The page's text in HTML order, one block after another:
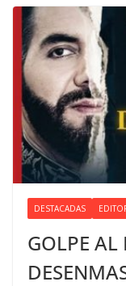
DESTACADAS
GOLPE